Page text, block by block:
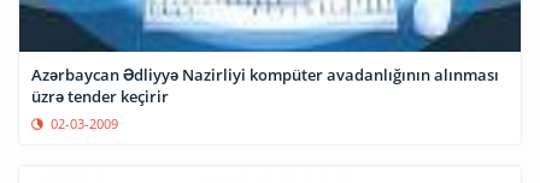
Azərbaycan Ədliyyə Nazirliyi kompüter avadanlığının alınması
üzrə tender keçirir
02-03-2009